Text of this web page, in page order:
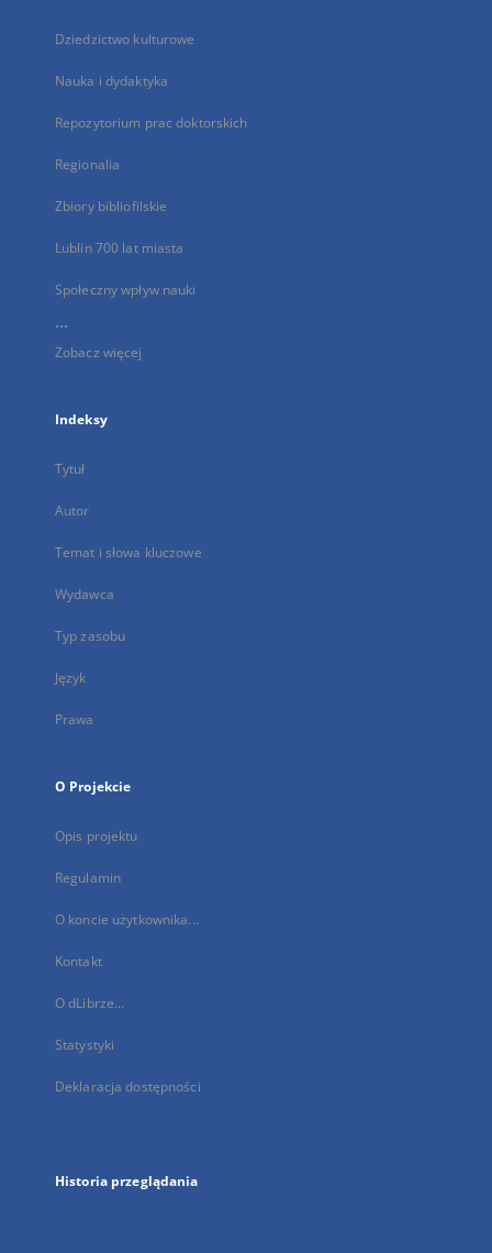
Dziedzictwo kulturowe
Nauka i dydaktyka
Repozytorium prac doktorskich
Regionalia
Zbiory bibliofilskie
Lublin 700 lat miasta
Społeczny wpływ nauki
...
Zobacz więcej
Indeksy
Tytuł
Autor
Temat i słowa kluczowe
Wydawca
Typ zasobu
Język
Prawa
O Projekcie
Opis projektu
Regulamin
O koncie użytkownika...
Kontakt
O dLibrze...
Statystyki
Deklaracja dostępności
Historia przeglądania